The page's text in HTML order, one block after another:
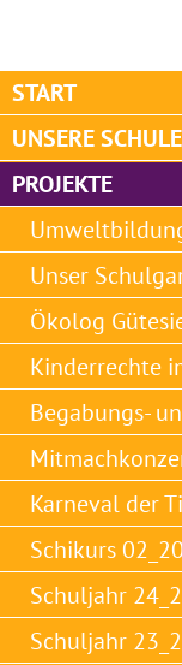
START
UNSERE SCHULE
PROJEKTE
Unser
Ökolog
Kinderrechte
Begabungs-
Karneval der
Schikurs
Schuljahr
Schuljahr